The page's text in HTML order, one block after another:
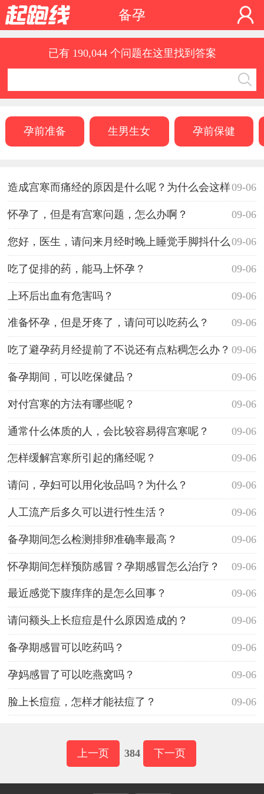
备孕
已有 190,044 个问题在这里找到答案
孕前准备 生男生女 孕前保健
09-06
造成宫寒而痛经的原因是什么呢？为什么会这样
啊？如何是好啊？ 09-06
怀孕了，但是有宫寒问题，怎么办啊？
09-06
您好，医生，请问来月经时晚上睡觉手脚抖什么
原因？ 09-06
吃了促排的药，能马上怀孕？
09-06
上环后出血有危害吗？
09-06
准备怀孕，但是牙疼了，请问可以吃药么？
09-06
吃了避孕药月经提前了不说还有点粘稠怎么办？
09-06
备孕期间，可以吃保健品？
09-06
对付宫寒的方法有哪些呢？
09-06
通常什么体质的人，会比较容易得宫寒呢？
09-06
怎样缓解宫寒所引起的痛经呢？
09-06
请问，孕妇可以用化妆品吗？为什么？
09-06
人工流产后多久可以进行性生活？
09-06
备孕期间怎么检测排卵准确率最高？
09-06
怀孕期间怎样预防感冒？孕期感冒怎么治疗？
09-06
最近感觉下腹痒痒的是怎么回事？
09-06
请问额头上长痘痘是什么原因造成的？
09-06
备孕期感冒可以吃药吗？
09-06
孕妈感冒了可以吃燕窝吗？
09-06
脸上长痘痘，怎样才能祛痘了？
上一页 384 下一页